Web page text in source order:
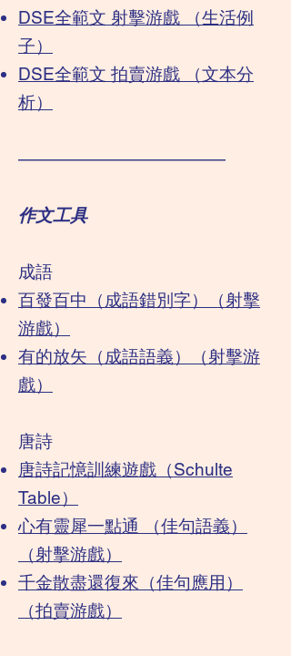
DSE全範文 射擊游戲 （生活例
子）
DSE全範文 拍賣游戲 （文本分
析）
————————————
作文工具​
成語
百發百中（成語錯別字）（射擊
游戲）
有的放矢（成語語義）（射擊游
戲）
唐詩
唐詩記憶訓練遊戲（Schulte
Table）
心有靈犀一點通 （佳句語義）
（射擊游戲）
​​千金散盡還復來（佳句應用）
（拍賣游戲）